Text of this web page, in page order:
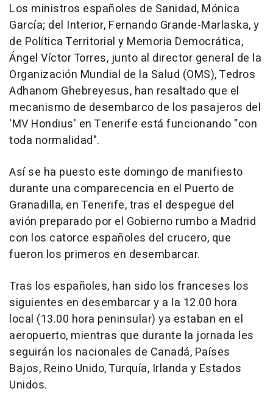
Los ministros españoles de Sanidad, Mónica
García; del Interior, Fernando Grande-Marlaska, y
de Política Territorial y Memoria Democrática,
Ángel Víctor Torres, junto al director general de la
Organización Mundial de la Salud (OMS), Tedros
Adhanom Ghebreyesus, han resaltado que el
mecanismo de desembarco de los pasajeros del
'MV Hondius' en Tenerife está funcionando "con
toda normalidad".
Así se ha puesto este domingo de manifiesto
durante una comparecencia en el Puerto de
Granadilla, en Tenerife, tras el despegue del
avión preparado por el Gobierno rumbo a Madrid
con los catorce españoles del crucero, que
fueron los primeros en desembarcar.
Tras los españoles, han sido los franceses los
siguientes en desembarcar y a la 12.00 hora
local (13.00 hora peninsular) ya estaban en el
aeropuerto, mientras que durante la jornada les
seguirán los nacionales de Canadá, Países
Bajos, Reino Unido, Turquía, Irlanda y Estados
Unidos.